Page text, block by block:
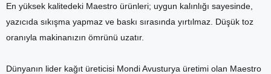
En yüksek kalitedeki Maestro ürünleri; uygun kalınlığı sayesinde,
yazıcıda sıkışma yapmaz ve baskı sırasında yırtılmaz. Düşük toz
oranıyla makinanızın ömrünü uzatır.
Dünyanın lider kağıt üreticisi Mondi Avusturya üretimi olan Maestro